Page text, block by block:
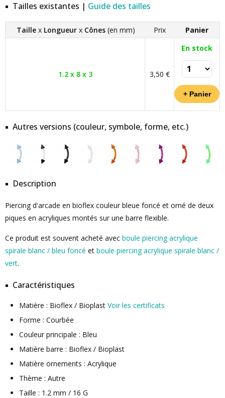
Tailles existantes | Guide des tailles
Taillex Longueurx Cônes(en mm) Prix Panier
1.2 x 8 x 3 3,50 €
En stock
Autres versions (couleur, symbole, forme, etc.)
Description
Piercing d'arcade en bioflex couleur bleue foncé et orné de deux
piques en acryliques montés sur une barre flexible.
Ce produit est souvent acheté avec boule piercing acrylique
spirale blanc / bleu foncé et boule piercing acrylique spirale blanc /
vert.
Caractéristiques
Matière : Bioflex / Bioplast Voir les certificats
Forme : Courbée
Couleur principale : Bleu
Matière barre : Bioflex / Bioplast
Matière ornements : Acrylique
Thème : Autre
Taille : 1.2 mm / 16 G